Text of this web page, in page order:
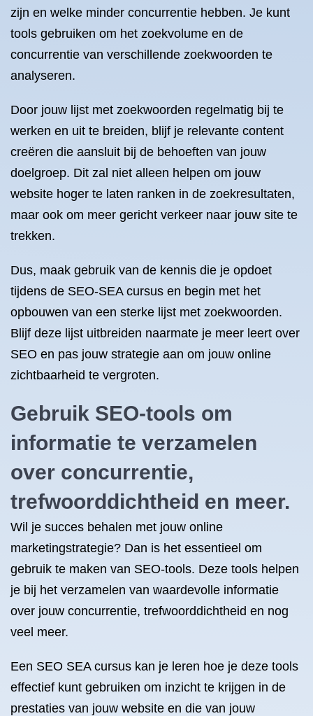
zijn en welke minder concurrentie hebben. Je kunt
tools gebruiken om het zoekvolume en de
concurrentie van verschillende zoekwoorden te
analyseren.
Door jouw lijst met zoekwoorden regelmatig bij te
werken en uit te breiden, blijf je relevante content
creëren die aansluit bij de behoeften van jouw
doelgroep. Dit zal niet alleen helpen om jouw
website hoger te laten ranken in de zoekresultaten,
maar ook om meer gericht verkeer naar jouw site te
trekken.
Dus, maak gebruik van de kennis die je opdoet
tijdens de SEO-SEA cursus en begin met het
opbouwen van een sterke lijst met zoekwoorden.
Blijf deze lijst uitbreiden naarmate je meer leert over
SEO en pas jouw strategie aan om jouw online
zichtbaarheid te vergroten.
Gebruik SEO-tools om
informatie te verzamelen
over concurrentie,
trefwoorddichtheid en meer.
Wil je succes behalen met jouw online
marketingstrategie? Dan is het essentieel om
gebruik te maken van SEO-tools. Deze tools helpen
je bij het verzamelen van waardevolle informatie
over jouw concurrentie, trefwoorddichtheid en nog
veel meer.
Een SEO SEA cursus kan je leren hoe je deze tools
effectief kunt gebruiken om inzicht te krijgen in de
prestaties van jouw website en die van jouw